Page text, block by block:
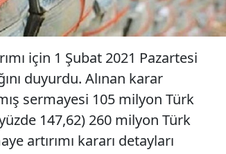
için 1 Şubat 2021 Pazartesi
duyurdu. Alınan karar
sermayesi 105 milyon Türk
147,62) 260 milyon Türk
artırımı kararı detayları